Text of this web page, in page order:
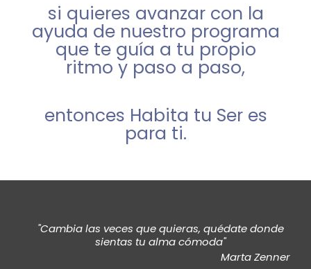
si quieres avanzar con la
ayuda de nuestro programa
que te guía a tu propio
ritmo y paso a paso,
entonces Habita tu Ser es
para ti.
"Cambia las veces que quieras, quédate donde
sientas tu alma cómoda"
Marta Zenner